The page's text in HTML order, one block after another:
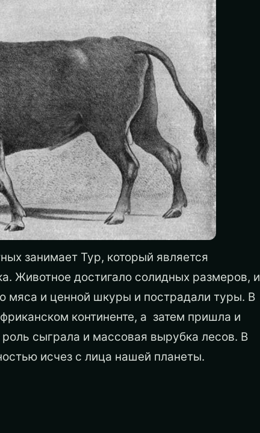
занимает Тур, который является
Животное достигало солидных размеров, и
мяса и ценной шкуры и пострадали туры. В
континенте, а затем пришла и
сыграла и массовая вырубка лесов. В
исчез с лица нашей планеты.